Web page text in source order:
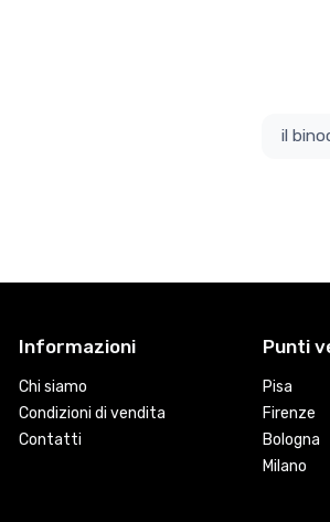
Informazioni
Chi siamo
Condizioni di vendita
Contatti
Punti
Pisa
Firenze
Bologna
Milano